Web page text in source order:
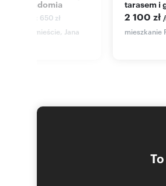
Radomia
+ czynsz: 650 zł
Śródmieście, Jana
tarasem i
2 100 zł
mieszkanie